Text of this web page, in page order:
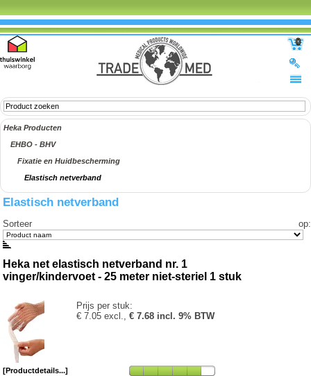
0
Heka Producten
EHBO - BHV
Fixatie en Huidbescherming
Elastisch netverband
Elastisch netverband
Sorteer op:
Heka net elastisch netverband nr. 1
vinger/kindervoet - 25 meter niet-steriel 1 stuk
Prijs per stuk:
€ 7.05 excl.,€ 7.68 incl. 9% BTW
[Productdetails...]